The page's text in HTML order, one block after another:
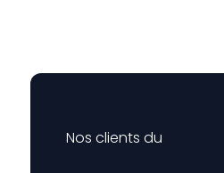
Nos clients du